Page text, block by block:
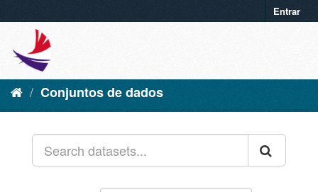
Entrar
Conjuntos de dados